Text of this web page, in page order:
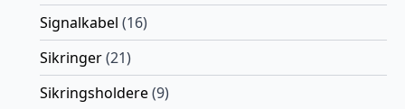
Signalkabel (16)
Sikringer(21)
Sikringsholdere(9)